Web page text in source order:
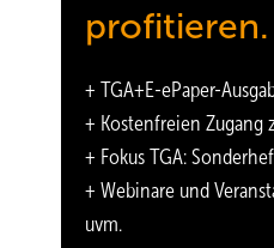
profitieren.
+ TGA+E-ePaper-
+ Kostenfreien
+ Fokus TGA:
+ Webinare und
uvm.